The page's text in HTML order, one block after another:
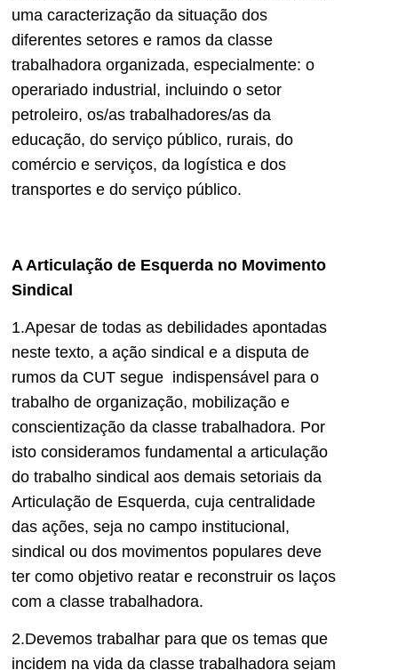
uma caracterização da situação dos
diferentes setores e ramos da classe
trabalhadora organizada, especialmente: o
operariado industrial, incluindo o setor
petroleiro, os/as trabalhadores/as da
educação, do serviço público, rurais, do
comércio e serviços, da logística e dos
transportes e do serviço público.
A Articulação de Esquerda no Movimento
Sindical
1.Apesar de todas as debilidades apontadas
neste texto, a ação sindical e a disputa de
rumos da CUT segue indispensável para o
trabalho de organização, mobilização e
conscientização da classe trabalhadora. Por
isto consideramos fundamental a articulação
do trabalho sindical aos demais setoriais da
Articulação de Esquerda, cuja centralidade
das ações, seja no campo institucional,
sindical ou dos movimentos populares deve
ter como objetivo reatar e reconstruir os laços
com a classe trabalhadora.
2.Devemos trabalhar para que os temas que
incidem na vida da classe trabalhadora sejam